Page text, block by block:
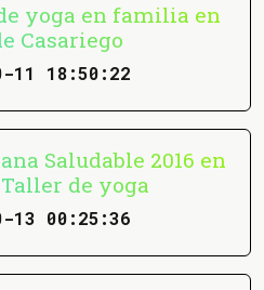
yoga en familia en
Casariego
11 18:50:22
Saludable 2016 en
de yoga
13 00:25:36